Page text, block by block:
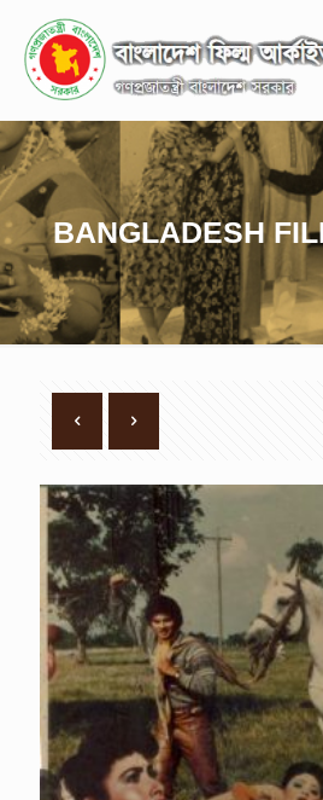
BANGLADESH